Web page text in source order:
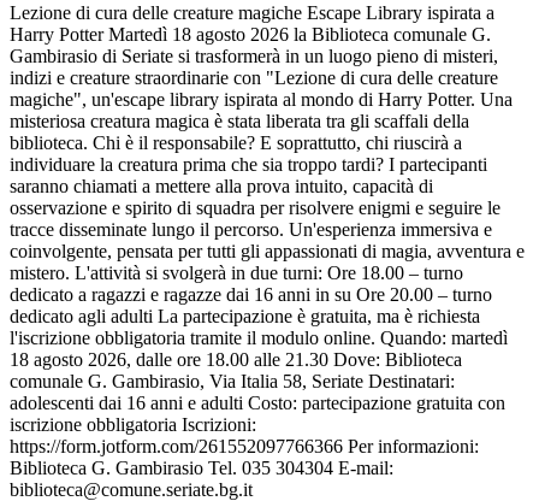
Lezione di cura delle creature magiche Escape Library ispirata a
Harry Potter Martedì 18 agosto 2026 la Biblioteca comunale G.
Gambirasio di Seriate si trasformerà in un luogo pieno di misteri,
indizi e creature straordinarie con "Lezione di cura delle creature
magiche", un'escape library ispirata al mondo di Harry Potter. Una
misteriosa creatura magica è stata liberata tra gli scaffali della
biblioteca. Chi è il responsabile? E soprattutto, chi riuscirà a
individuare la creatura prima che sia troppo tardi? I partecipanti
saranno chiamati a mettere alla prova intuito, capacità di
osservazione e spirito di squadra per risolvere enigmi e seguire le
tracce disseminate lungo il percorso. Un'esperienza immersiva e
coinvolgente, pensata per tutti gli appassionati di magia, avventura e
mistero. L'attività si svolgerà in due turni: Ore 18.00 – turno
dedicato a ragazzi e ragazze dai 16 anni in su Ore 20.00 – turno
dedicato agli adulti La partecipazione è gratuita, ma è richiesta
l'iscrizione obbligatoria tramite il modulo online. Quando: martedì
18 agosto 2026, dalle ore 18.00 alle 21.30 Dove: Biblioteca
comunale G. Gambirasio, Via Italia 58, Seriate Destinatari:
adolescenti dai 16 anni e adulti Costo: partecipazione gratuita con
iscrizione obbligatoria Iscrizioni:
https://form.jotform.com/261552097766366 Per informazioni:
Biblioteca G. Gambirasio Tel. 035 304304 E-mail:
biblioteca@comune.seriate.bg.it